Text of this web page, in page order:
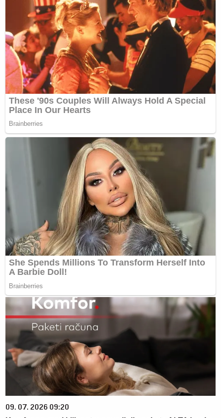
09. 07. 2026 09:20